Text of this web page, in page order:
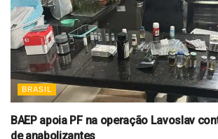
BRASIL
BAEP apoia PF na operação Lavoslav
de anabolizantes